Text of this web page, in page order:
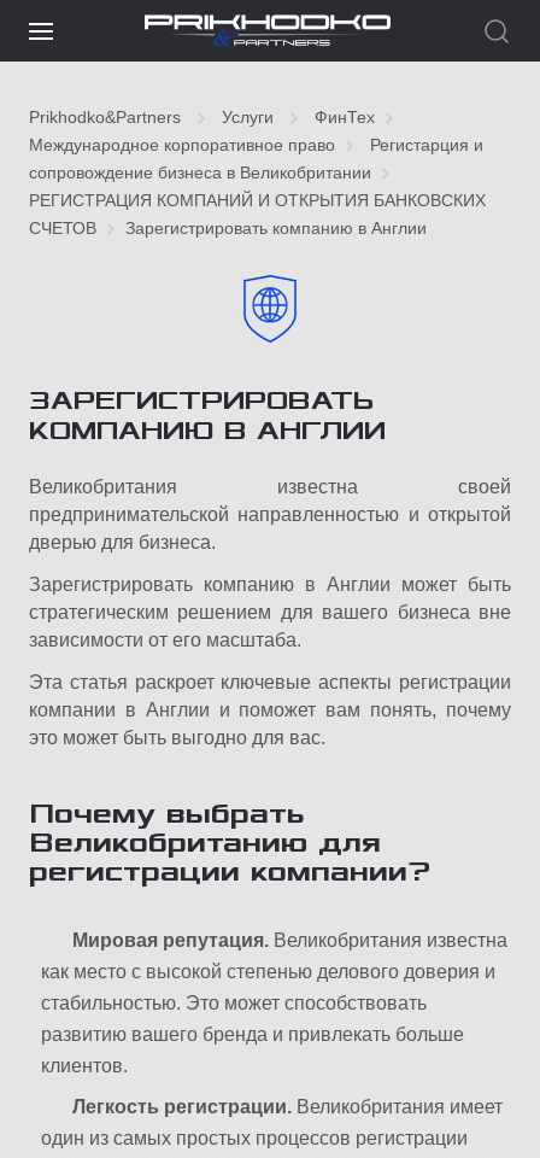
Prikhodko&Partners Услуги
ФинТех
Международное корпоративное право
Регистарция и
сопровождение бизнеса в Великобритании
РЕГИСТРАЦИЯ КОМПАНИЙ И ОТКРЫТИЯ БАНКОВСКИХ
СЧЕТОВ
Зарегистрировать компанию в Англии
ЗАРЕГИСТРИРОВАТЬ
КОМПАНИЮ В АНГЛИИ
Великобритания известна своей
предпринимательской направленностью и открытой
дверью для бизнеса.
Зарегистрировать компанию в Англии может быть
стратегическим решением для вашего бизнеса вне
зависимости от его масштаба.
Эта статья раскроет ключевые аспекты регистрации
компании в Англии и поможет вам понять, почему
это может быть выгодно для вас.
Почему выбрать
Великобританию для
регистрации компании?
Мировая репутация. Великобритания известна
как место с высокой степенью делового доверия и
стабильностью. Это может способствовать
развитию вашего бренда и привлекать больше
клиентов.
Легкость регистрации. Великобритания имеет
один из самых простых процессов регистрации